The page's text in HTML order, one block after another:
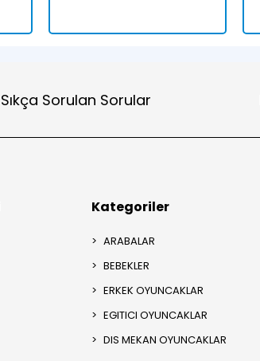
Sıkça Sorulan Sorular
Kategoriler
ARABALAR
BEBEKLER
ERKEK OYUNCAKLAR
EGITICI OYUNCAKLAR
DIS MEKAN OYUNCAKLAR